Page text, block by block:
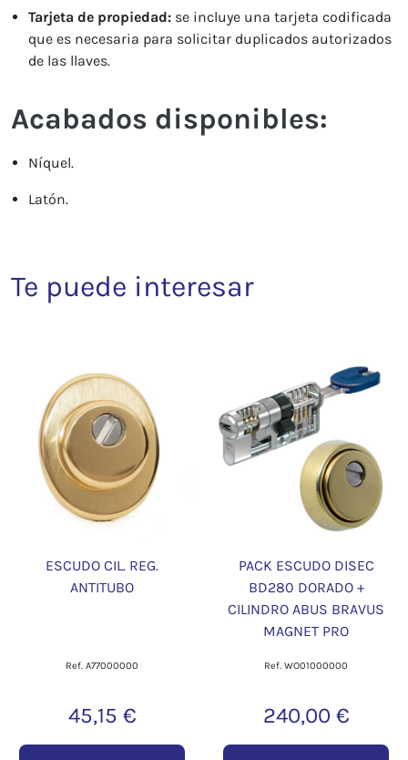
Tarjeta de propiedad: se incluye una tarjeta codificada
que es necesaria para solicitar duplicados autorizados
de las llaves.
Acabados disponibles:
Níquel.
Latón.
Te puede interesar
ESCUDO CIL. REG.
ANTITUBO
Ref. A77000000
45,15 €
PACK ESCUDO DISEC
BD280 DORADO +
CILINDRO ABUS BRAVUS
MAGNET PRO
Ref. WO01000000
240,00 €